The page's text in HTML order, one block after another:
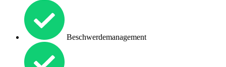
Beschwerdemanagement